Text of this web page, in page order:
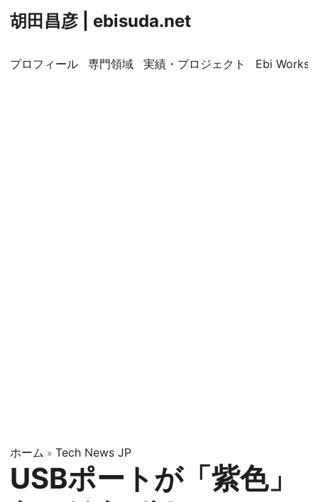
胡田昌彦 | ebisuda.net
プロフィール 専門領域 実績・プロジェクト Ebi
ホーム » Tech News JP
USBポートが「紫色」